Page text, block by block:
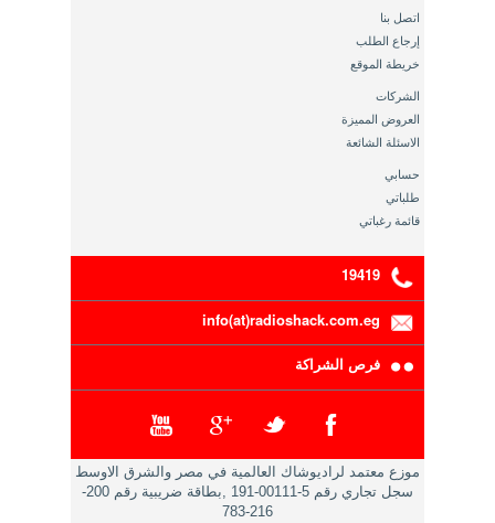
اتصل بنا
إرجاع الطلب
خريطة الموقع
الشركات
العروض المميزة
الاسئلة الشائعة
حسابي
طلباتي
قائمة رغباتي
19419
info(at)radioshack.com.eg
فرص الشراكة
موزع معتمد لراديوشاك العالمية في مصر والشرق الاوسط
سجل تجاري رقم 5-00111-191 ,بطاقة ضريبية رقم 200-
216-783